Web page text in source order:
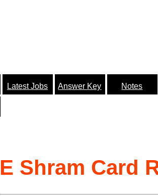
Latest Jobs Answer Key Notes
E Shram Card